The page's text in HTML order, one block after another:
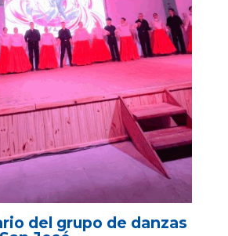
del grupo de danzas